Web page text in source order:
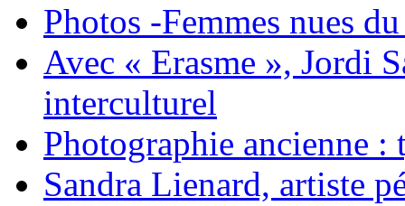
Photos -Femmes nues
Avec « Erasme », Jordi
interculturel
Photographie ancienne :
Sandra Lienard, artiste